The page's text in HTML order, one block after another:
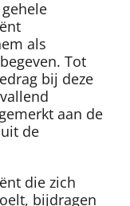
als
Tot
bij deze
aan de
de
die zich
bijdragen